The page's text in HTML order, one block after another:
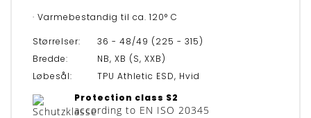
· Varmebestandig til ca. 120° C
Størrelser:
36 - 48/49 (225 - 315)
Bredde:
NB, XB (S, XXB)
Løbesål:
TPU Athletic ESD, Hvid
Protection class S2
according to EN ISO 20345